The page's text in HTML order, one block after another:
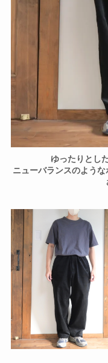
ゆったりとし
ニューバランスのよう